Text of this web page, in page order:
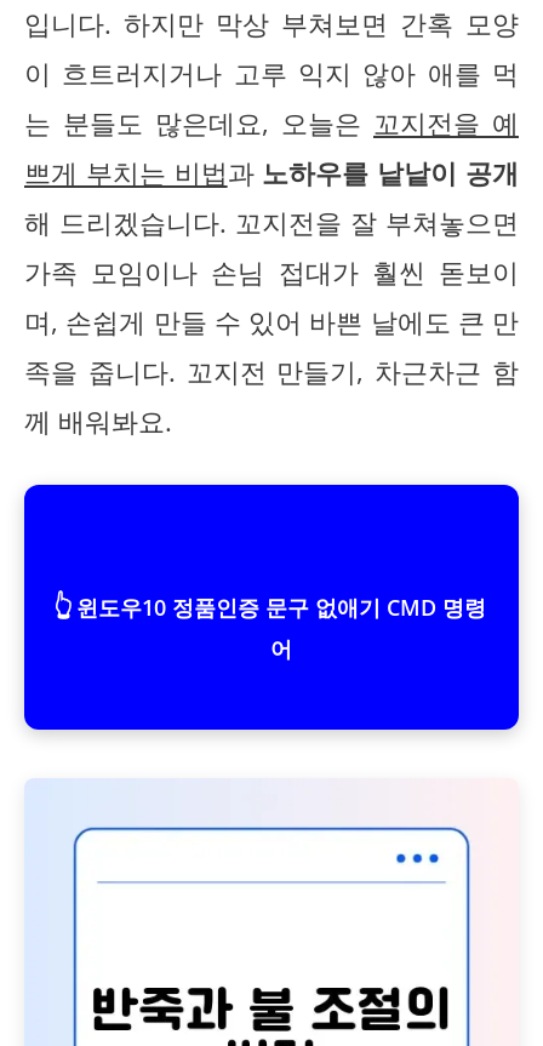
입니다. 하지만 막상 부쳐보면 간혹 모양
이 흐트러지거나 고루 익지 않아 애를 먹
는 분들도 많은데요, 오늘은 꼬지전을 예
쁘게 부치는 비법과 노하우를 낱낱이 공개
해 드리겠습니다. 꼬지전을 잘 부쳐놓으면
가족 모임이나 손님 접대가 훨씬 돋보이
며, 손쉽게 만들 수 있어 바쁜 날에도 큰 만
족을 줍니다. 꼬지전 만들기, 차근차근 함
께 배워봐요.
👆 윈도우10 정품인증 문구 없애기 CMD 명령
어